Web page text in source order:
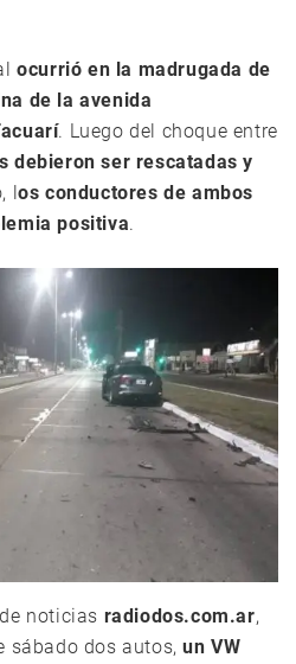
ocurrió en la madrugada de
de la avenida
. Luego del choque entre
debieron ser rescatadas y
los conductores de ambos
positiva.
noticias radiodos.com.ar,
sábado dos autos,un VW